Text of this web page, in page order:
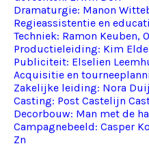
Dramaturgie: Manon
Regieassistentie en
Techniek: Ramon Keuben,
Productieleiding: Kim
Publiciteit: Elselien
Acquisitie en
Zakelijke leiding: Nora
Casting: Post Castelijn
Decorbouw: Man met de
Campagnebeeld: Casper
Zn